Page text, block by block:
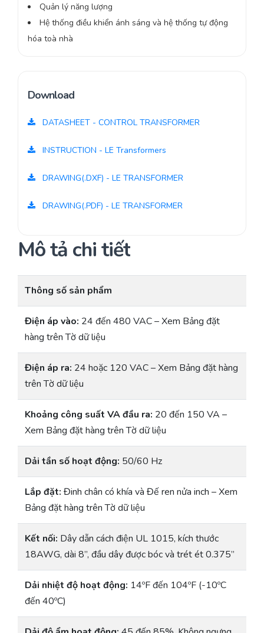
Quản lý năng lượng
Hệ thống điều khiển ánh sáng và hệ thống tự động
hóa toà nhà
Download
DATASHEET - CONTROL TRANSFORMER
INSTRUCTION - LE Transformers
DRAWING(.DXF) - LE TRANSFORMER
DRAWING(.PDF) - LE TRANSFORMER
Mô tả chi tiết
Thông số sản phẩm
Điện áp vào: 24 đến 480 VAC – Xem Bảng đặt
hàng trên Tờ dữ liệu
Điện áp ra: 24 hoặc 120 VAC – Xem Bảng đặt hàng
trên Tờ dữ liệu
Khoảng công suất VA đầu ra: 20 đến 150 VA –
Xem Bảng đặt hàng trên Tờ dữ liệu
Dải tần số hoạt động: 50/60 Hz
Lắp đặt: Đinh chân có khía và Đế ren nửa inch – Xem
Bảng đặt hàng trên Tờ dữ liệu
Kết nối: Dây dẫn cách điện UL 1015, kích thước
18AWG, dài 8”, đầu dây được bóc và trét ét 0.375”
Dải nhiệt độ hoạt động: 14ºF đến 104ºF (-10ºC
đến 40ºC)